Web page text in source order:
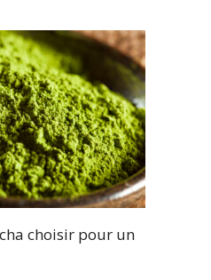
choisir pour un